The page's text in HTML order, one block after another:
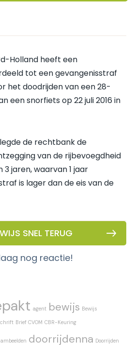
Holland heeft een
tot een gevangenisstraf
het doodrijden van een 28-
een snorfiets op 22 juli 2016 in
de rechtbank de
van de rijbevoegdheid
jaren, waarvan 1 jaar
is lager dan de eis van de
SNEL TERUG
nog reactie!
agent bewijs Bewijs
Brief CVOM CBR-Keuring
doorrijdenna Doorrijden